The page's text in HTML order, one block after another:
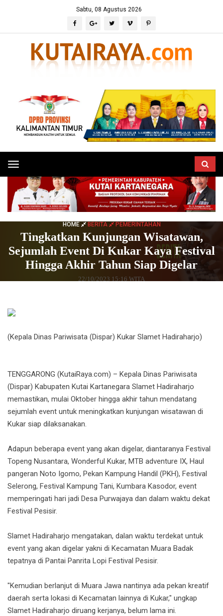
Sabtu, 08 Agustus 2026
Toggle
navigation
HOME BERITA PEMERINTAHAN
Tingkatkan Kunjungan Wisatawan,
Sejumlah Event Di Kukar Kaya Festival
Hingga Akhir Tahun Siap Digelar
22/10/2023 15:16 WITA
(Kepala Dinas Pariwisata (Dispar) Kukar Slamet Hadiraharjo)
TENGGARONG (KutaiRaya.com) – Kepala Dinas Pariwisata
(Dispar) Kabupaten Kutai Kartanegara Slamet Hadiraharjo
memastikan, mulai Oktober hingga akhir tahun mendatang
sejumlah event untuk meningkatkan kunjungan wisatawan di
Kukar siap dilaksanakan.
Adapun beberapa event yang akan digelar, diantaranya Festival
Topeng Nusantara, Wonderful Kukar, MTB adventure IX, Haul
pangeran Noto Igomo, Pekan Kampung Handil (PKH), Festival
Selerong, Festival Kampung Tani, Kumbara Kasodor, event
memperingati hari jadi Desa Purwajaya dan dalam waktu dekat
Festival Pesisir.
Slamet Hadiraharjo mengatakan, dalan waktu terdekat untuk
event yang akan digelar yakni di Kecamatan Muara Badak
tepatnya di Pantai Panrita Lopi Festival Pesisir.
"Kemudian berlanjut di Muara Jawa nantinya ada pekan kreatif
daerah serta lokasi di Kecamatan lainnya di Kukar," ungkap
Slamet Hadiraharjo diruang kerjanya, belum lama ini.